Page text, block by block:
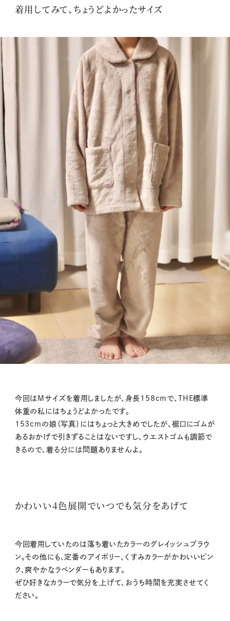
着用してみて、ちょうどよかったサイズ
今回はMサイズを着用しましたが、身長158cmで、THE標準
体重の私にはちょうどよかったです。
153cmの娘（写真）にはちょっと大きめでしたが、裾口にゴムが
あるおかげで引きずることはないですし、ウエストゴムも調節で
きるので、着る分には問題ありませんよ。
かわいい4色展開でいつでも気分をあげて
今回着用していたのは落ち着いたカラーのグレイッシュブラウ
ン。その他にも、定番のアイボリー、くすみカラーがかわいいピン
ク、爽やかなラベンダーもあります。
ぜひ好きなカラーで気分を上げて、おうち時間を充実させてく
ださい。